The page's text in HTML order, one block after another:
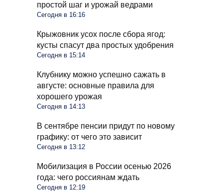
простой шаг и урожай ведрами
Сегодня в 16:16
Крыжовник усох после сбора ягод:
кусты спасут два простых удобрения
Сегодня в 15:14
Клубнику можно успешно сажать в
августе: основные правила для
хорошего урожая
Сегодня в 14:13
В сентябре пенсии придут по новому
графику: от чего это зависит
Сегодня в 13:12
Мобилизация в России осенью 2026
года: чего россиянам ждать
Сегодня в 12:19